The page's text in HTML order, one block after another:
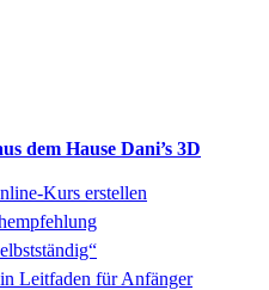
dem Hause Dani’s 3D
Kurs erstellen
Leitfaden für Anfänger